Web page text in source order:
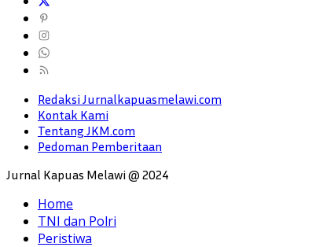
Redaksi Jurnalkapuasmelawi.com
Kontak Kami
Tentang JKM.com
Pedoman Pemberitaan
Jurnal Kapuas Melawi @ 2024
Home
TNI dan Polri
Peristiwa